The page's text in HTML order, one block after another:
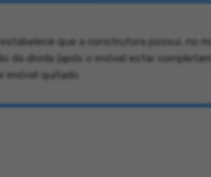
estabelece que a construtora possui, no
da dívida (após o imóvel estar
imóvel quitado.